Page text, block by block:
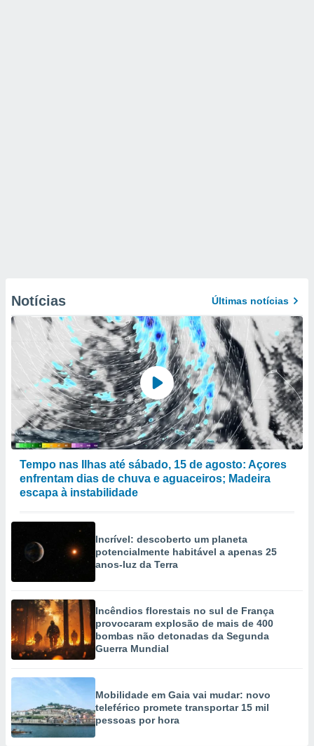
Notícias Últimas notícias
Tempo nas Ilhas até sábado, 15 de agosto: Açores
enfrentam dias de chuva e aguaceiros; Madeira
escapa à instabilidade
Incrível: descoberto um planeta
potencialmente habitável a apenas 25
anos-luz da Terra
Incêndios florestais no sul de França
provocaram explosão de mais de 400
bombas não detonadas da Segunda
Guerra Mundial
Mobilidade em Gaia vai mudar: novo
teleférico promete transportar 15 mil
pessoas por hora